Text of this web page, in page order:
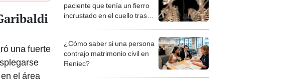
una fuerte
el área
paciente que tenía un fierro
incrustado en el cuello tras
¿Cómo saber si una persona
contrajo matrimonio civil en
Reniec?